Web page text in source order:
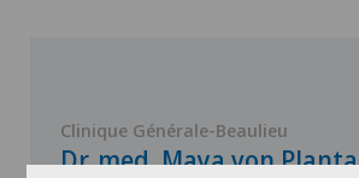
Clinique Générale-Beaulieu
Dr. med. Maya von Planta